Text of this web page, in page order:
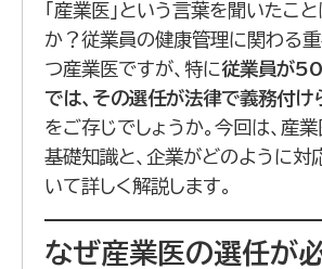
「産業医」という言葉を聞いたこ
か？従業員の健康管理に関わる
つ産業医ですが、特に従業員が
では、その選任が法律で義務付け
をご存じでしょうか。今回は、産
基礎知識と、企業がどのように対
いて詳しく解説します。
なぜ産業医の選任が